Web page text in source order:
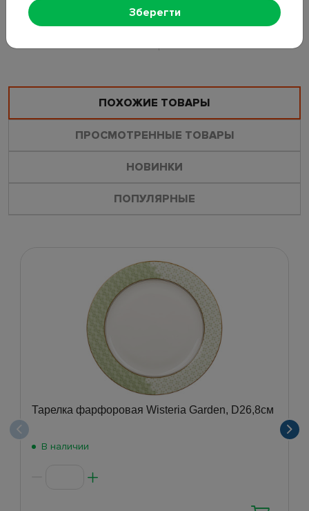
ПОХОЖИЕ ТОВАРЫ
ПРОСМОТРЕННЫЕ ТОВАРЫ
НОВИНКИ
ПОПУЛЯРНЫЕ
Тарелка фарфоровая Wisteria Garden, D26,8см
В наличии
Зберегти